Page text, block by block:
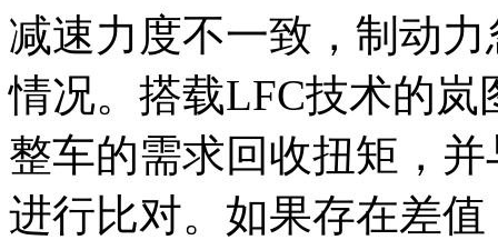
减速力度不一致，制动
情况。搭载LFC技术的
整车的需求回收扭矩，
进行比对。如果存在差